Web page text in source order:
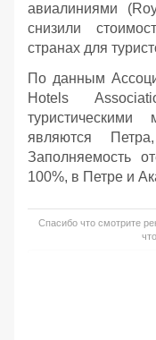
авиалиниями
снизили
странах для
По данным
Hotels
являются
Заполняемость
100%, в Петре и
Спасибо что смотрите